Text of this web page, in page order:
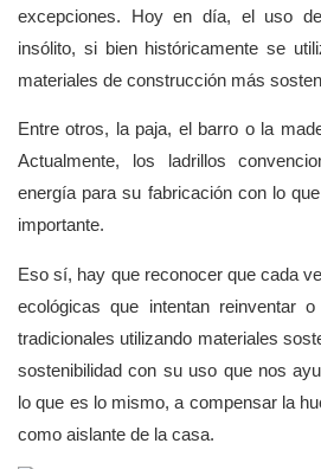
excepciones. Hoy en día, el uso
insólito, si bien históricamente se
materiales de construcción más
Entre otros, la paja, el barro o la
Actualmente, los ladrillos
energía para su fabricación con lo
importante.
Eso sí, hay que reconocer que cada
ecológicas que intentan reinventar
tradicionales utilizando materiales
sostenibilidad con su uso que nos
lo que es lo mismo, a compensar la
como aislante de la casa.